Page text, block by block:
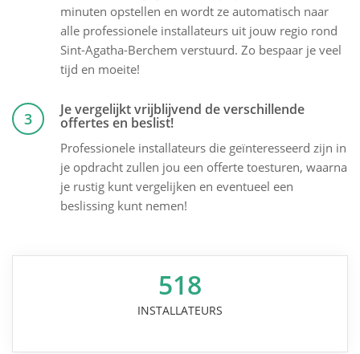
minuten opstellen en wordt ze automatisch naar
alle professionele installateurs uit jouw regio rond
Sint-Agatha-Berchem verstuurd. Zo bespaar je veel
tijd en moeite!
3 Je vergelijkt vrijblijvend de verschillende
offertes en beslist!
Professionele installateurs die geïnteresseerd zijn in
je opdracht zullen jou een offerte toesturen, waarna
je rustig kunt vergelijken en eventueel een
beslissing kunt nemen!
518
INSTALLATEURS